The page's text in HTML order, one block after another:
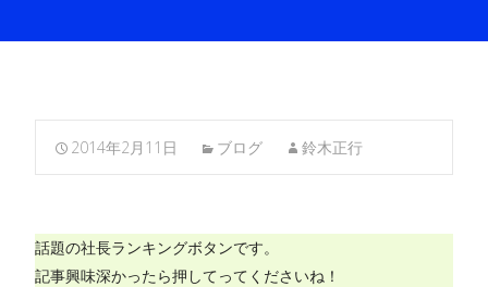
2014年2月11日 ブログ 鈴木正行
話題の社長ランキングボタンです。
記事興味深かったら押してってくださいね！